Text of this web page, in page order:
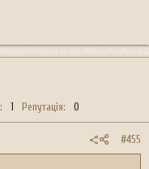
1 Репутація 0
#455